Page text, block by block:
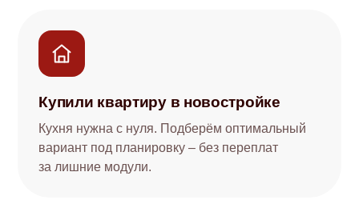
Купили квартиру в новостройке
Кухня нужна с нуля. Подберём оптимальный
вариант под планировку – без переплат
за лишние модули.